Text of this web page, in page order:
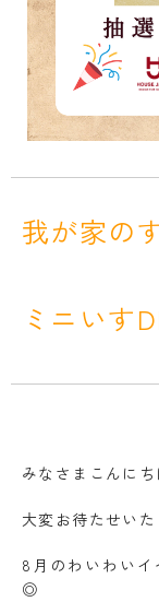
我が家の
ミニいす
みなさまこんに
大変お待たせいた
8月のわいわいイ
◎